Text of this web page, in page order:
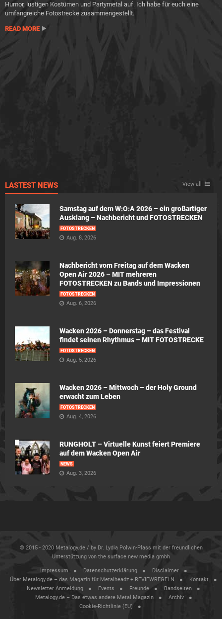
Humor, lustigen Kostümen und Partymetal auf. Ich habe für euch eine
umfangreiche Fotostrecke zusammengestellt.
READ MORE
LASTEST NEWS View all
Samstag auf dem W:O:A 2026 – ein großartiger
Ausklang – Nachbericht und FOTOSTRECKEN
FOTOSTRECKEN
Aug. 8, 2026
Nachbericht vom Freitag auf dem Wacken
Open Air 2026 – MIT mehreren
FOTOSTRECKEN zu Bands und Impressionen
FOTOSTRECKEN
Aug. 6, 2026
Wacken 2026 – Donnerstag – das Festival
findet seinen Rhythmus – MIT FOTOSTRECKE
FOTOSTRECKEN
Aug. 5, 2026
Wacken 2026 – Mittwoch – der Holy Ground
erwacht zum Leben
FOTOSTRECKEN
Aug. 4, 2026
RUNGHOLT – Virtuelle Kunst feiert Premiere
auf dem Wacken Open Air
NEWS
Aug. 3, 2026
© 2015 - 2020 Metalogy.de / by Dr. Lydia Polwin-Plass mit der freundlichen
Unterstützung von the surface new media gmbh
Impressum Datenschutzerklärung
Disclaimer
Über Metalogy.de – das Magazin für Metalheadz + REVIEWREGELN
Kontakt
Newsletter Anmeldung
Events Freunde
Bandseiten
Metalogy.de – Das etwas andere Metal Magazin
Archiv
Cookie-Richtlinie (EU)